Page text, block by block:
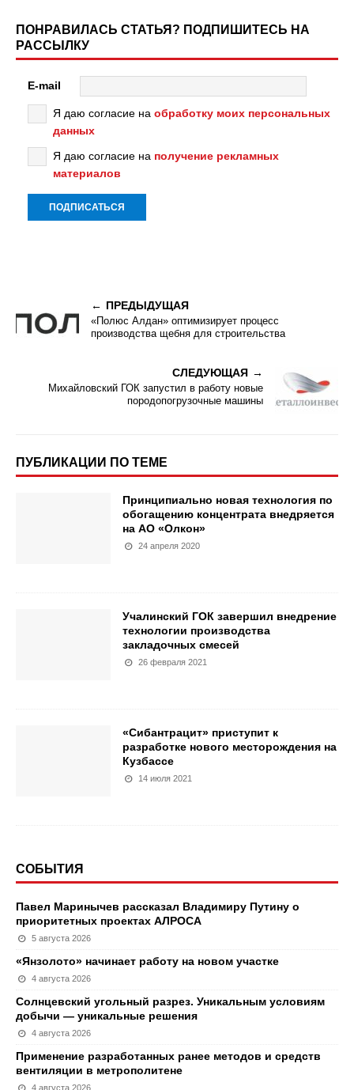
ПОНРАВИЛАСЬ СТАТЬЯ? ПОДПИШИТЕСЬ НА
РАССЫЛКУ
E-mail
Я даю согласие на обработку моих персональных
данных
Я даю согласие на получение рекламных
материалов
ПРЕДЫДУЩАЯ
«Полюс Алдан» оптимизирует процесс
производства щебня для строительства
СЛЕДУЮЩАЯ
Михайловский ГОК запустил в работу новые
породопогрузочные машины
ПУБЛИКАЦИИ ПО ТЕМЕ
Принципиально новая технология по
обогащению концентрата внедряется
на АО «Олкон»
24 апреля 2020
Учалинский ГОК завершил внедрение
технологии производства
закладочных смесей
26 февраля 2021
«Сибантрацит» приступит к
разработке нового месторождения на
Кузбассе
14 июля 2021
СОБЫТИЯ
Павел Маринычев рассказал Владимиру Путину о
приоритетных проектах АЛРОСА
5 августа 2026
«Янзолото» начинает работу на новом участке
4 августа 2026
Солнцевский угольный разрез. Уникальным условиям
добычи — уникальные решения
4 августа 2026
Применение разработанных ранее методов и средств
вентиляции в метрополитене
4 августа 2026